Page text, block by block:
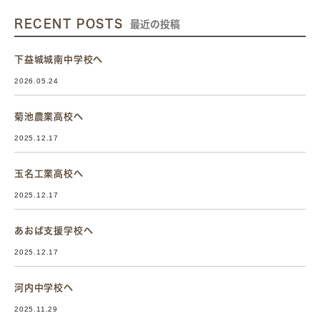
RECENT POSTS 最近の投稿
下益城城南中学校へ
2026.05.24
菊池農業高校へ
2025.12.17
玉名工業高校へ
2025.12.17
あおば支援学校へ
2025.12.17
河内中学校へ
2025.11.29